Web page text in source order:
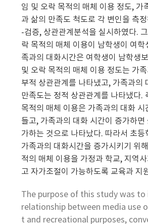
임 및 오락 목적의 매체 이용 정도, 가
과 삶의 만족도 척도로 각 변인을 측
-검증, 상관관계분석을 실시하였다.
락 목적의 매체 이용이 남학생이 여학
족과의 대화시간은 여학생이 남학생
및 오락 목적의 매체 이용 정도는 가
부적 상관관계를 나타냈고, 가족과의
만족도는 정적 상관관계를 나타냈다.
목적의 매체 이용은 가족과의 대화 시
들고, 가족과의 대화 시간이 증가하면
가하는 것으로 나타났다. 따라서 초등
가족과의 대화시간을 증가시키기 위
적의 매체 이용을 가정과 학교, 지역
고 자가조절이 가능하도록 교육과 지
The purpose of this study was
relationship between media use
t and recreational purposes,